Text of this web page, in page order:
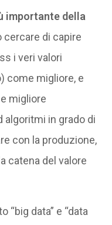
importante della
cercare di capire
i veri valori
come migliore, e
migliore
algoritmi in grado di
con la produzione,
catena del valore
“big data” e “data